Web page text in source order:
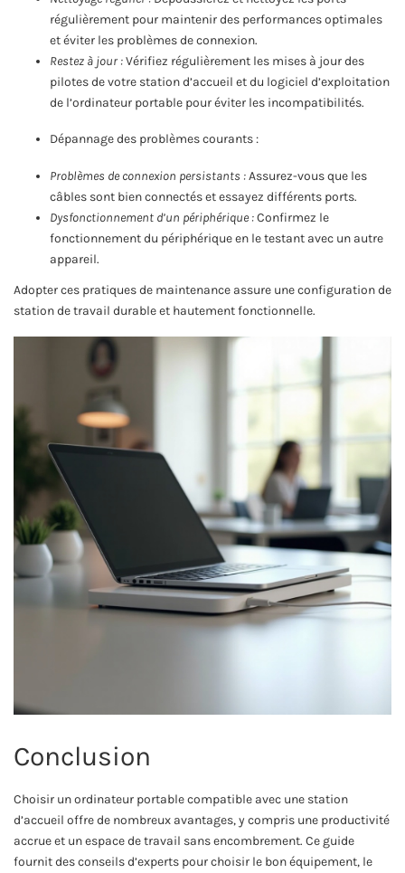
régulièrement pour maintenir des performances optimales
et éviter les problèmes de connexion.
Restez à jour :Vérifiez régulièrement les mises à jour des
pilotes de votre station d’accueil et du logiciel d’exploitation
de l’ordinateur portable pour éviter les incompatibilités.
Dépannage des problèmes courants :
Problèmes de connexion persistants :Assurez-vous que les
câbles sont bien connectés et essayez différents ports.
Dysfonctionnement d’un périphérique :Confirmez le
fonctionnement du périphérique en le testant avec un autre
appareil.
Adopter ces pratiques de maintenance assure une configuration de
station de travail durable et hautement fonctionnelle.
Conclusion
Choisir un ordinateur portable compatible avec une station
d’accueil offre de nombreux avantages, y compris une productivité
accrue et un espace de travail sans encombrement. Ce guide
fournit des conseils d’experts pour choisir le bon équipement, le